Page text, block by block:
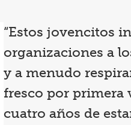
“Estos jovencitos
organizaciones a
y a menudo
fresco por primera
cuatro años de